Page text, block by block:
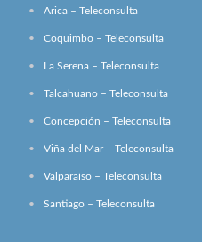
Arica – Teleconsulta
Coquimbo – Teleconsulta
La Serena – Teleconsulta
Talcahuano – Teleconsulta
Concepción – Teleconsulta
Viña del Mar – Teleconsulta
Valparaíso – Teleconsulta
Santiago – Teleconsulta